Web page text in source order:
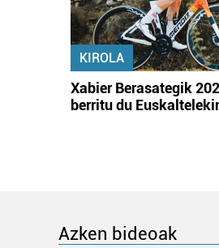
KIROLA
Xabier Berasategik
berritu du
Azken bideoak